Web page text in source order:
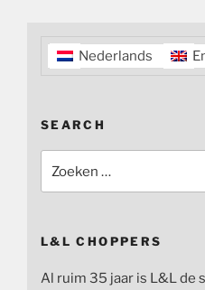
Nederlands
SEARCH
naar:
L&L CHOPPERS
Al ruim 35 jaar is L&L de